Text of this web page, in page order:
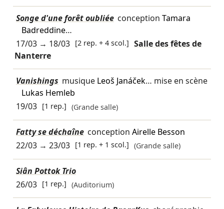
Songe d'une forêt oubliée conception Tamara
Badreddine…
17/03→ 18/03 [2 rep. + 4 scol.] Salle des fêtes de
Nanterre
Vanishings musique Leoš Janáček… mise en scène
Lukas Hemleb
19/03 [1 rep.] (Grande salle)
Fatty se déchaîne conception Airelle Besson
22/03→ 23/03 [1 rep. + 1 scol.] (Grande salle)
Siân Pottok Trio
26/03 [1 rep.] (Auditorium)